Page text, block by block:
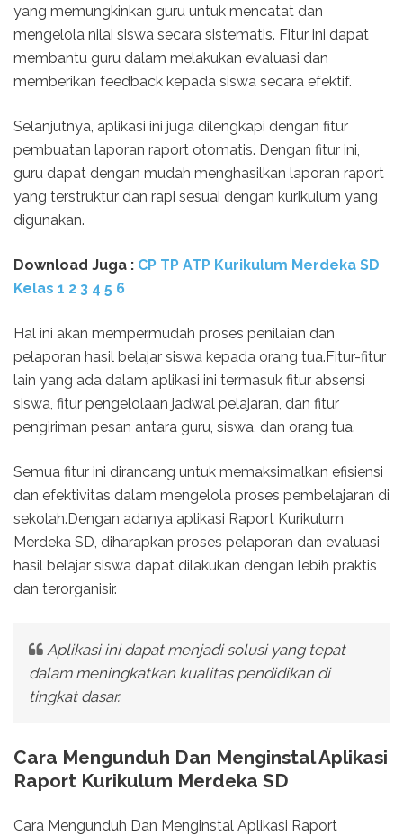
yang memungkinkan guru untuk mencatat dan
mengelola nilai siswa secara sistematis. Fitur ini dapat
membantu guru dalam melakukan evaluasi dan
memberikan feedback kepada siswa secara efektif.
Selanjutnya, aplikasi ini juga dilengkapi dengan fitur
pembuatan laporan raport otomatis. Dengan fitur ini,
guru dapat dengan mudah menghasilkan laporan raport
yang terstruktur dan rapi sesuai dengan kurikulum yang
digunakan.
Download Juga : CP TP ATP Kurikulum Merdeka SD
Kelas 1 2 3 4 5 6
Hal ini akan mempermudah proses penilaian dan
pelaporan hasil belajar siswa kepada orang tua.Fitur-fitur
lain yang ada dalam aplikasi ini termasuk fitur absensi
siswa, fitur pengelolaan jadwal pelajaran, dan fitur
pengiriman pesan antara guru, siswa, dan orang tua.
Semua fitur ini dirancang untuk memaksimalkan efisiensi
dan efektivitas dalam mengelola proses pembelajaran di
sekolah.Dengan adanya aplikasi Raport Kurikulum
Merdeka SD, diharapkan proses pelaporan dan evaluasi
hasil belajar siswa dapat dilakukan dengan lebih praktis
dan terorganisir.
Aplikasi ini dapat menjadi solusi yang tepat
dalam meningkatkan kualitas pendidikan di
tingkat dasar.
Cara Mengunduh Dan Menginstal Aplikasi
Raport Kurikulum Merdeka SD
Cara Mengunduh Dan Menginstal Aplikasi Raport